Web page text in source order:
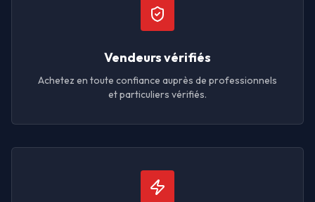
Vendeurs vérifiés
Achetez en toute confiance auprès de professionnels
et particuliers vérifiés.